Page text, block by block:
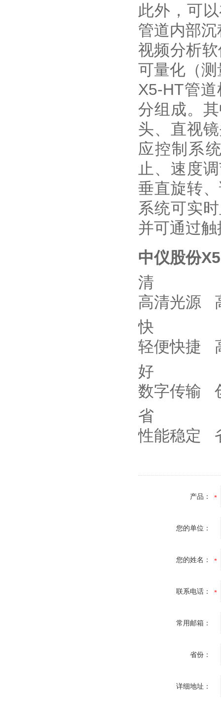
此外，可
管道内部
视频分析
可量化（
X5-HT管
分组成。
头、直视
应控制系
止、速度
垂直旋转
系统可实
并可通过
中仪股份
清
高清光源
快
轻便快捷
好
数字传输
省
性能稳定
产品：
您的单位：
您的姓名：
联系电话：
常用邮箱：
省份：
详细地址：